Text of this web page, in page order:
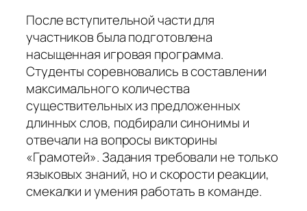
После вступительной части для
участников была подготовлена
насыщенная игровая программа.
Студенты соревновались в составлении
максимального количества
существительных из предложенных
длинных слов, подбирали синонимы и
отвечали на вопросы викторины
«Грамотей». Задания требовали не только
языковых знаний, но и скорости реакции,
смекалки и умения работать в команде.